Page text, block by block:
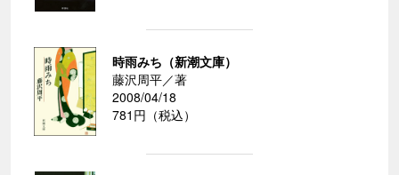
時雨みち（新潮文庫）
藤沢周平／著
2008/04/18
781円（税込）